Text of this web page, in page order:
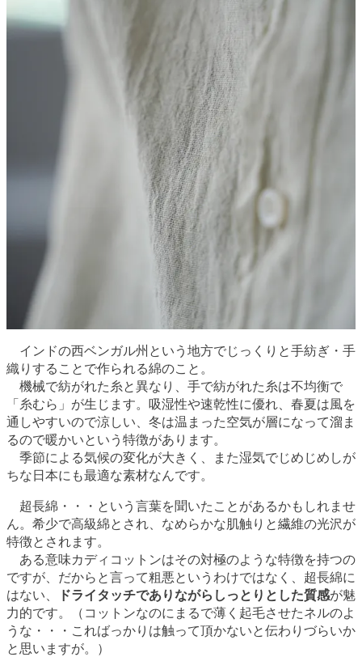
インドの西ベンガル州という地方でじっくりと手紡ぎ・手
織りすることで作られる綿のこと。
機械で紡がれた糸と異なり、手で紡がれた糸は不均衡で
「糸むら」が生じます。吸湿性や速乾性に優れ、春夏は風を
通しやすいので涼しい、冬は温まった空気が層になって溜ま
るので暖かいという特徴があります。
季節による気候の変化が大きく、また湿気でじめじめしが
ちな日本にも最適な素材なんです。
超長綿・・・という言葉を聞いたことがあるかもしれませ
ん。希少で高級綿とされ、なめらかな肌触りと繊維の光沢が
特徴とされます。
ある意味カディコットンはその対極のような特徴を持つの
ですが、だからと言って粗悪というわけではなく、超長綿に
はない、
ドライタッチでありながらしっとりとした質感が魅
力的です。（コットンなのにまるで薄く起毛させたネルのよ
うな・・・こればっかりは触って頂かないと伝わりづらいか
と思いますが。）